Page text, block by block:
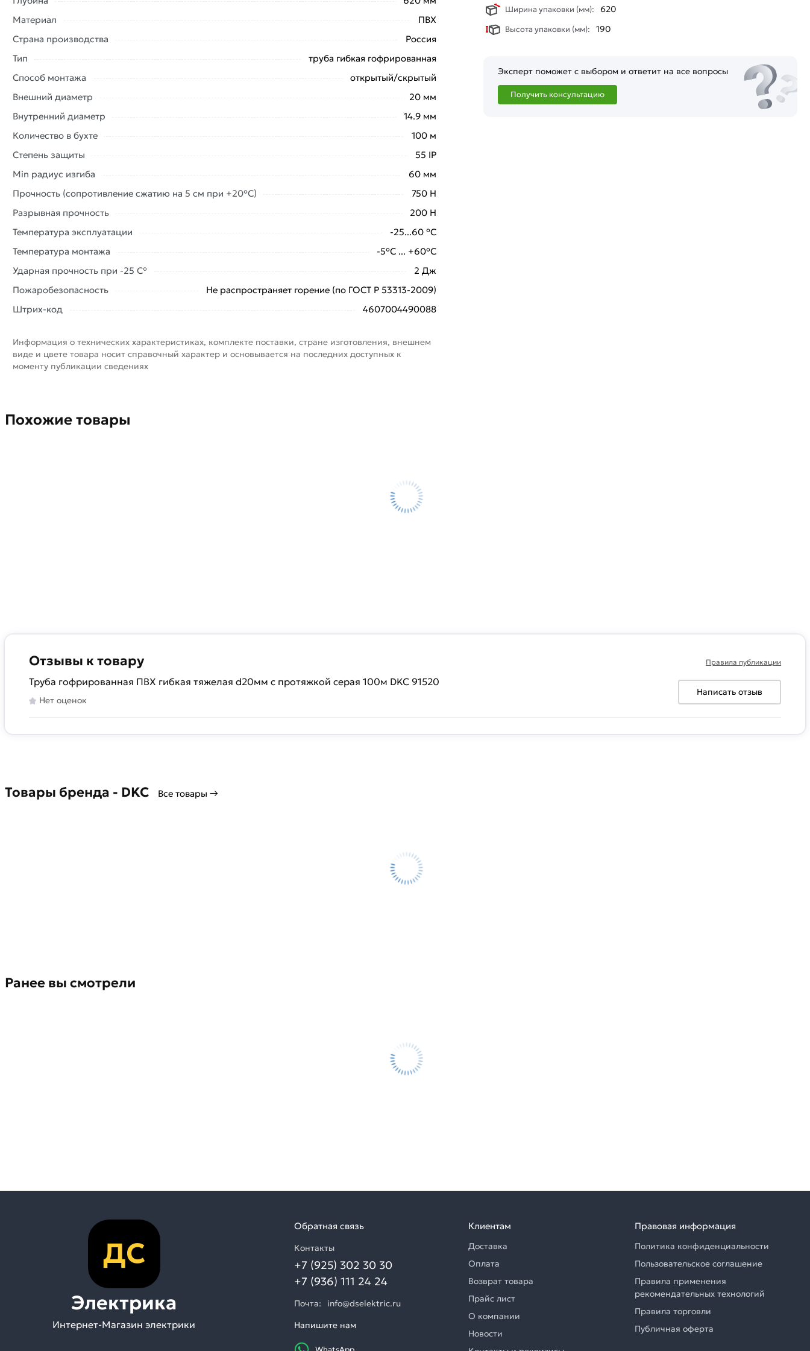
Материал
ПВХ
Страна производства
Россия
Тип
труба гибкая гофрированная
Способ монтажа
открытый/скрытый
Внешний диаметр
20 мм
Внутренний диаметр
14.9 мм
Количество в бухте
100 м
Степень защиты
55 IP
Min радиус изгиба
60 мм
Прочность (сопротивление сжатию на 5 см при +20°C)
750 Н
Разрывная прочность
200 Н
Температура эксплуатации
-25...60 °C
Температура монтажа
-5°С ... +60°С
Ударная прочность при -25 С°
2 Дж
Пожаробезопасность
Не распространяет горение (по ГОСТ Р 53313-2009)
Штрих-код
4607004490088
Информация о технических характеристиках, комплекте поставки, стране изготовления, внешнем
виде и цвете товара носит справочный характер и основывается на последних доступных к
моменту публикации сведениях
Ширина упаковки (мм): 620
Высота упаковки (мм): 190
Эксперт поможет с выбором и ответит на все вопросы
Получить консультацию
Похожие товары
Отзывы к товару
Труба гофрированная ПВХ гибкая тяжелая d20мм с протяжкой серая 100м DKC 91520
Нет оценок
Правила публикации
Написать отзыв
Товары бренда - DKC Все товары →
Ранее вы смотрели
ДС
Электрика
Интернет-Магазин электрики
Обратная связь
Контакты
+7 (925) 302 30 30
+7 (936) 111 24 24
Почта:
info@dselektric.ru
Напишите нам
Клиентам
Доставка
Оплата
Возврат товара
Прайс лист
О компании
Новости
Правовая информация
Политика конфиденциальности
Пользовательское соглашение
Правила применения
рекомендательных технологий
Правила торговли
Публичная оферта